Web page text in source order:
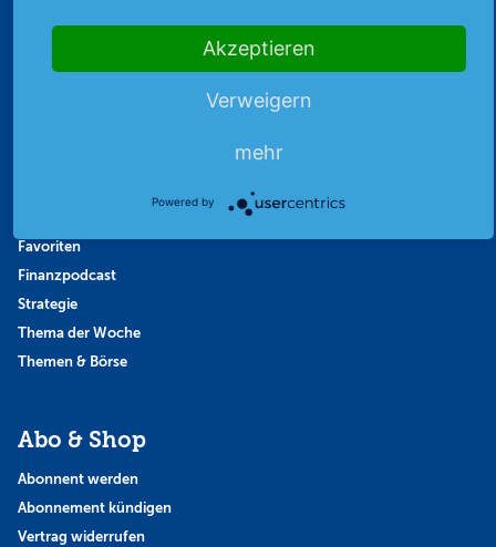
Highlights
Favoriten
Finanzpodcast
Strategie
Thema der Woche
Themen & Börse
Abo & Shop
Abonnent werden
Abonnement kündigen
Vertrag widerrufen
Akzeptieren
Verweigern
mehr
Powered by